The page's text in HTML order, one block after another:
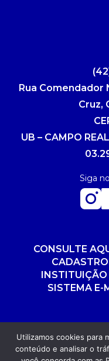
Rua Comendador
Cruz,
UB – CAMPO
Siga
CONSULTE
INSTITUIÇÃO
SISTEMA E-
Copyright 2026.
Utilizamos cookies para
conteúdo e analisar o